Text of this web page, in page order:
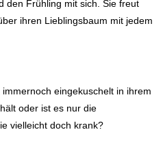
den Frühling mit sich. Sie freut
ihren Lieblingsbaum mit jedem
eingekuschelt in ihrem
oder ist es nur die
vielleicht doch krank?